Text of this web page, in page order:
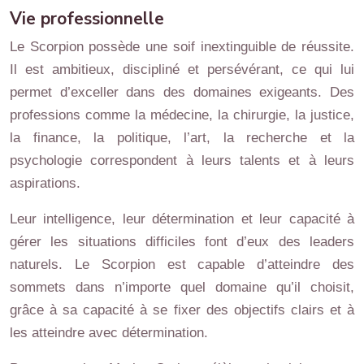
Vie professionnelle
Le Scorpion possède une soif inextinguible de réussite.
Il est ambitieux, discipliné et persévérant, ce qui lui
permet d’exceller dans des domaines exigeants. Des
professions comme la médecine, la chirurgie, la justice,
la finance, la politique, l’art, la recherche et la
psychologie correspondent à leurs talents et à leurs
aspirations.
Leur intelligence, leur détermination et leur capacité à
gérer les situations difficiles font d’eux des leaders
naturels. Le Scorpion est capable d’atteindre des
sommets dans n’importe quel domaine qu’il choisit,
grâce à sa capacité à se fixer des objectifs clairs et à
les atteindre avec détermination.